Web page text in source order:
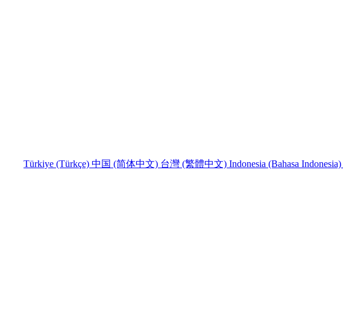
Türkiye (Türkçe) 中国 (简体中文) 台灣 (繁體中文) Indonesia (Bahasa Indonesia)